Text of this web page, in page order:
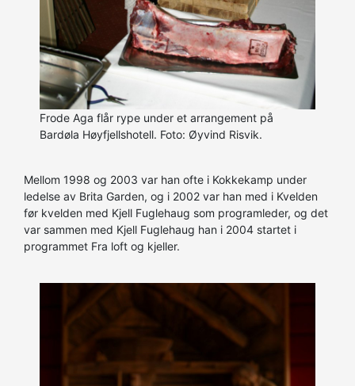
Frode Aga flår rype under et arrangement på
Bardøla Høyfjellshotell. Foto: Øyvind Risvik.
Mellom 1998 og 2003 var han ofte i Kokkekamp under
ledelse av Brita Garden, og i 2002 var han med i Kvelden
før kvelden med Kjell Fuglehaug som programleder, og det
var sammen med Kjell Fuglehaug han i 2004 startet i
programmet Fra loft og kjeller.